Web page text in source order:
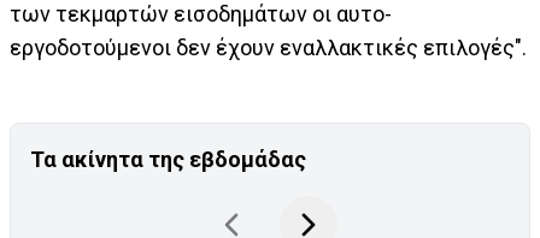
των τεκμαρτών εισοδημάτων οι αυτο-
εργοδοτούμενοι δεν έχουν εναλλακτικές επιλογές".
Τα ακίνητα της εβδομάδας